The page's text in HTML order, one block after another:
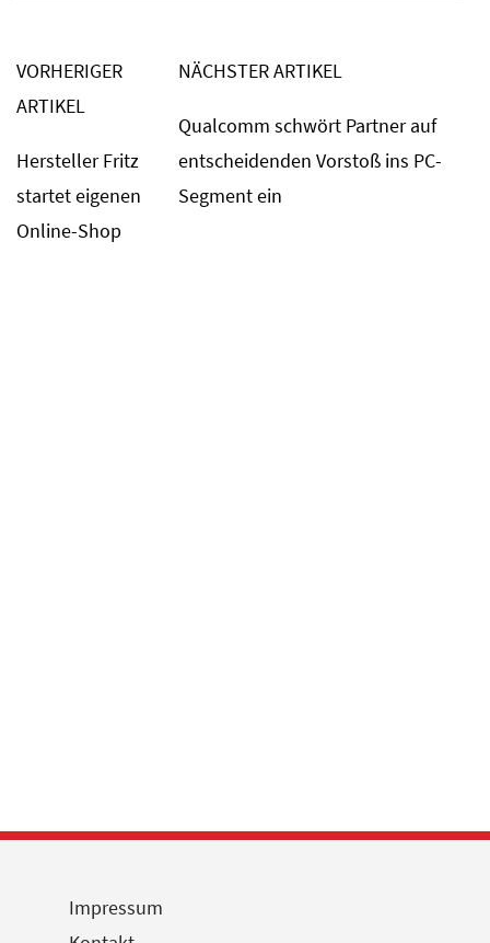
VORHERIGER
ARTIKEL
Hersteller Fritz
startet eigenen
Online-Shop
NÄCHSTER ARTIKEL
Qualcomm schwört Partner auf
entscheidenden Vorstoß ins PC-
Segment ein
Impressum